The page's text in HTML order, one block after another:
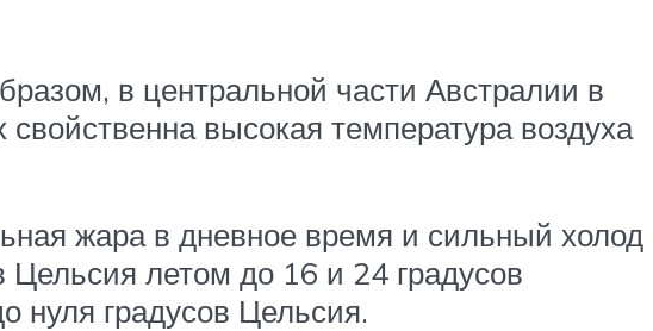
в центральной части Австралии в
высокая температура воздуха
жара в дневное время и сильный холод
Цельсия летом до 16 и 24 градусов
нуля градусов Цельсия.